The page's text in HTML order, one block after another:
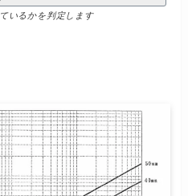
いるかを判定します